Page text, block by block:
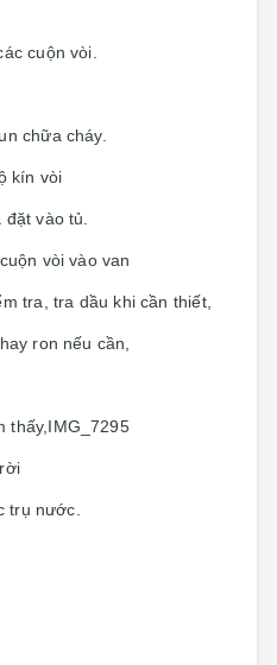
cuộn vòi.
chữa cháy.
kín vòi
vào tủ.
vòi vào van
tra, tra dầu khi cần thiết,
ron nếu cần,
thấy,IMG_7295
trụ nước.